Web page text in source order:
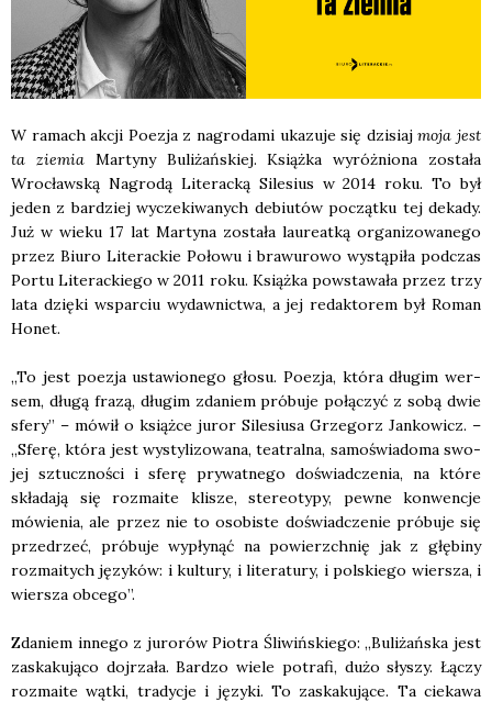
W ramach akcji Poezja z nagro­da­mi uka­zu­je się dzi­siajmoja jest
ta zie­miaMar­ty­ny Buli­żań­skiej. Książ­ka wyróż­nio­na zosta­ła
Wro­cław­ską Nagro­dą Lite­rac­ką Sile­sius w 2014 roku. To był
jeden z bar­dziej wycze­ki­wa­nych debiu­tów począt­ku tej deka­dy.
Już w wie­ku 17 lat Mar­ty­na zosta­ła lau­re­at­ką orga­ni­zo­wa­ne­go
przez Biu­ro Lite­rac­kie Poło­wu i bra­wu­ro­wo wystą­pi­ła pod­czas
Por­tu Lite­rac­kie­go w 2011 roku. Książ­ka powsta­wa­ła przez trzy
lata dzię­ki wspar­ciu wydaw­nic­twa, a jej redak­to­rem był Roman
Honet.
„To jest poezja usta­wio­ne­go gło­su. Poezja, któ­ra dłu­gim wer­
sem, dłu­gą fra­zą, dłu­gim zda­niem pró­bu­je połą­czyć z sobą dwie
sfe­ry” – mówił o książ­ce juror Sile­siu­sa Grze­gorz Jan­ko­wicz. –
„Sfe­rę, któ­ra jest wysty­li­zo­wa­na, teatral­na, samo­świa­do­ma swo­
jej sztucz­no­ści i sfe­rę pry­wat­ne­go doświad­cze­nia, na któ­re
skła­da­ją się roz­ma­ite kli­sze, ste­reo­ty­py, pew­ne kon­wen­cje
mówie­nia, ale przez nie to oso­bi­ste doświad­cze­nie pró­bu­je się
prze­drzeć, pró­bu­je wypły­nąć na powierzch­nię jak z głę­bi­ny
roz­ma­itych języ­ków: i kul­tu­ry, i lite­ra­tu­ry, i pol­skie­go wier­sza, i
wier­sza obce­go”.
Zda­niem inne­go z juro­rów Pio­tra Śli­wiń­skie­go: „Buli­żań­ska jest
zaska­ku­ją­co doj­rza­ła. Bar­dzo wie­le potra­fi, dużo sły­szy. Łączy
roz­ma­ite wąt­ki, tra­dy­cje i języ­ki. To zaska­ku­ją­ce. Ta cie­ka­wa